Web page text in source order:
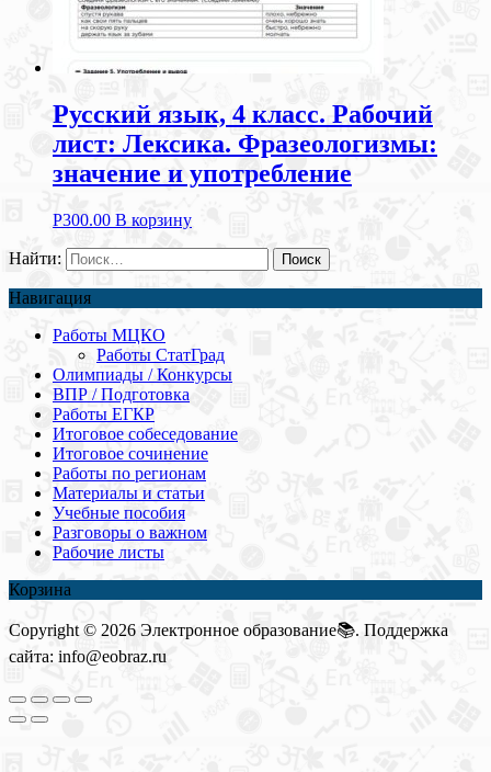
Русский язык, 4 класс. Рабочий
лист: Лексика. Фразеологизмы:
значение и употребление
Р300.00 В корзину
Найти:
Навигация
Работы МЦКО
Работы СтатГрад
Олимпиады / Конкурсы
ВПР / Подготовка
Работы ЕГКР
Итоговое собеседование
Итоговое сочинение
Работы по регионам
Материалы и статьи
Учебные пособия
Разговоры о важном
Рабочие листы
Корзина
Copyright © 2026 Электронное образование📚. Поддержка
сайта: info@eobraz.ru